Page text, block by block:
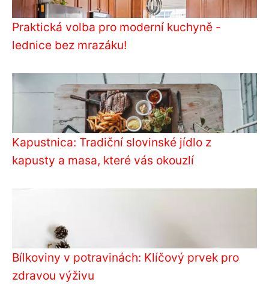
Praktická volba pro moderní kuchyně -
lednice bez mrazáku!
Kapustnica: Tradiční slovinské jídlo z
kapusty a masa, které vás okouzlí
Bílkoviny v potravinách: Klíčový prvek pro
zdravou výživu